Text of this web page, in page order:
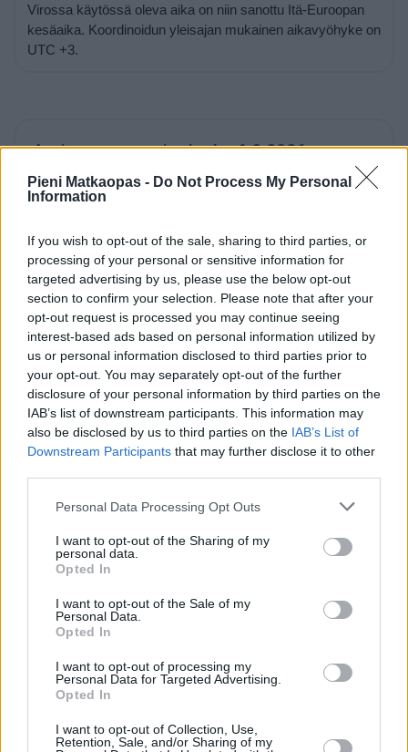
Pieni Matkaopas - Do Not Process My Personal
Information
If you wish to opt-out of the sale, sharing to third parties, or
processing of your personal or sensitive information for
targeted advertising by us, please use the below opt-out
section to confirm your selection. Please note that after your
opt-out request is processed you may continue seeing
interest-based ads based on personal information utilized by
us or personal information disclosed to third parties prior to
your opt-out. You may separately opt-out of the further
disclosure of your personal information by third parties on the
IAB’s list of downstream participants. This information may
also be disclosed by us to third parties on the IAB’s List of
Downstream Participants that may further disclose it to other
Personal Data Processing Opt Outs
I want to opt-out of the Sharing of my
personal data.
Opted In
I want to opt-out of the Sale of my
Personal Data.
Opted In
I want to opt-out of processing my
Personal Data for Targeted Advertising.
Opted In
I want to opt-out of Collection, Use,
Retention, Sale, and/or Sharing of my
Virossa käytössä oleva aika on niin sanottu Itä-Euroopan
kesäaika. Koordinoidun yleisajan mukainen aikavyöhyke on
UTC +3.
Auringonnousu ja -lasku 6.8.2026
Aurinko nousee Viron keskiosissa tänään kun kello on
05:17ja laskee kellon ollessa
laskeva aurinko painuu mailleen horisonttiin suunnassa 305
astetta (länsi).
Kuinka nopeasti Virossa tulee pimeä
Etelä-Suomessa on hämärää vielä52 minuuttia
auringonlaskun jälkeen ja aamu alkaa sarastaa saman
verran ennen auringonnousua. Virossa pimeä saapuu
kutakuinkin yhtä nopeasti kuin Etelä-Suomessa, eli mitään
yllätyksiä ei sen suhteen ole odotettavissa. Yleisesti ottaen,
hämärän aika on sitä pidempi, mitä kauempana
päiväntasaajasta ollaan.
Kesä- ja talviaika
Vuonna 2026 Virossa siirrytään kesäaikaan samassa
tahdissa Suomen kanssa eli
29. maaliskuuta
talviaikaan palataan25. lokakuuta. Kelloja siirretään
kesäajan takia 1 tunnilla.